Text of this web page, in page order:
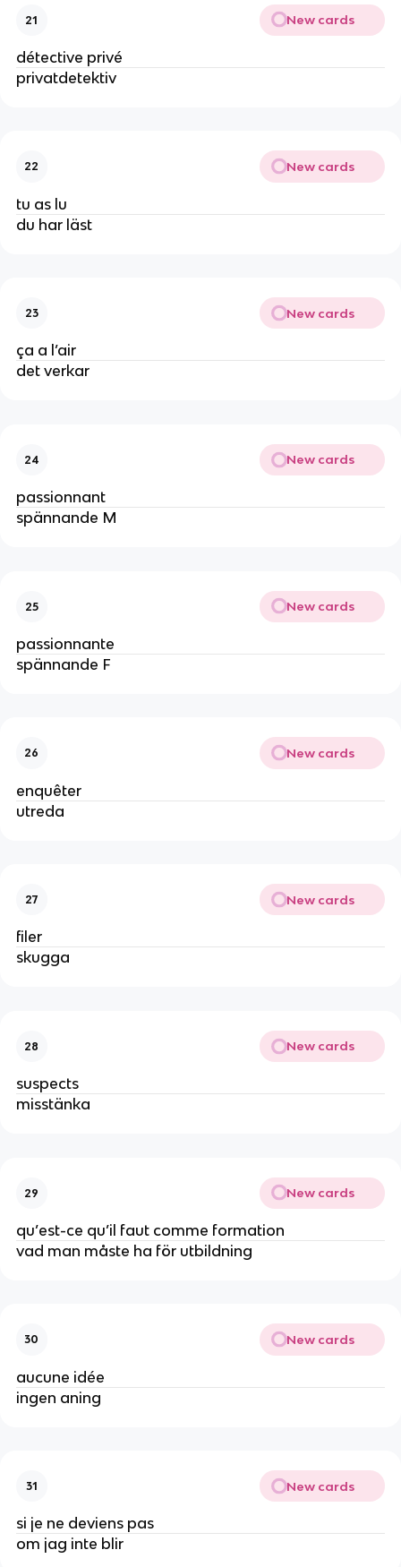
21 New cards
détective privé
privatdetektiv
22 New cards
tu as lu
du har läst
23 New cards
ça a l’air
det verkar
24 New cards
passionnant
spännande M
25 New cards
passionnante
spännande F
26 New cards
enquêter
utreda
27 New cards
filer
skugga
28 New cards
suspects
misstänka
29 New cards
qu’est-ce qu’il faut comme formation
vad man måste ha för utbildning
30 New cards
aucune idée
ingen aning
31 New cards
si je ne deviens pas
om jag inte blir